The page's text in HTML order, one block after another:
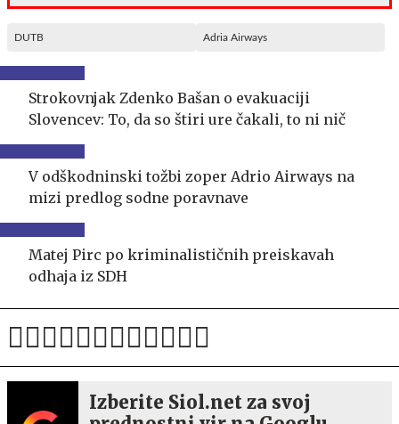
DUTB Adria Airways
Strokovnjak Zdenko Bašan o evakuaciji
Slovencev: To, da so štiri ure čakali, to ni nič
V odškodninski tožbi zoper Adrio Airways na
mizi predlog sodne poravnave
Matej Pirc po kriminalističnih preiskavah
odhaja iz SDH
Izberite Siol.net za svoj